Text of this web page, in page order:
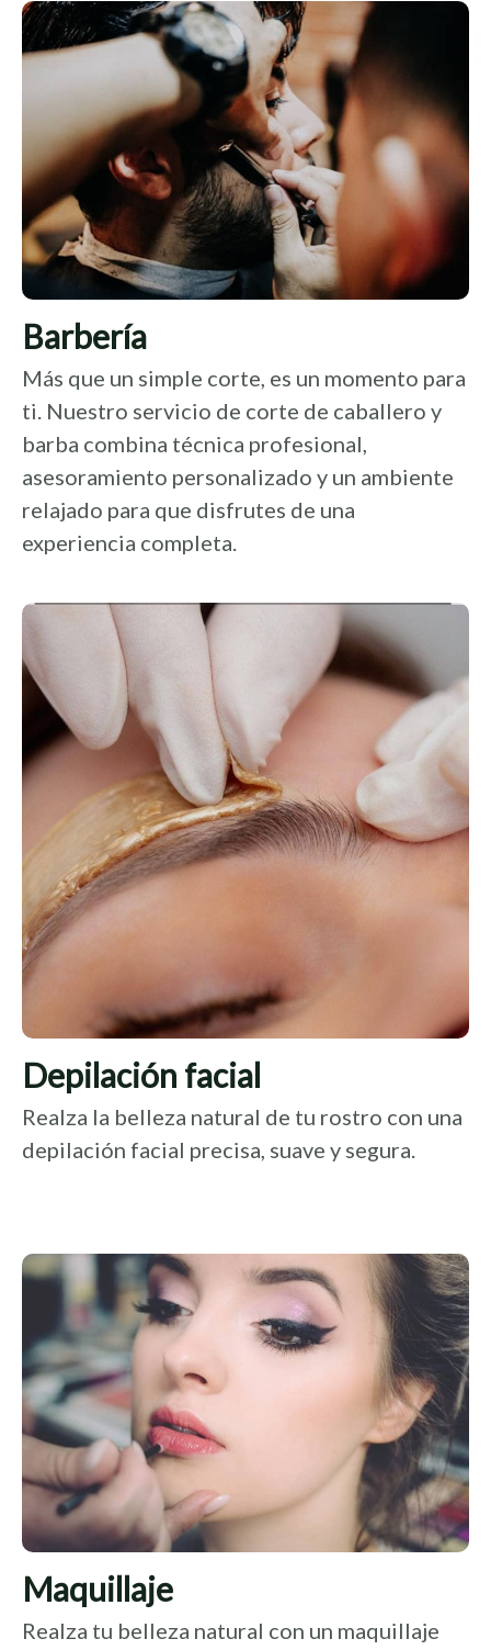
Barbería
Más que un simple corte, es un momento para
ti. Nuestro servicio de corte de caballero y
barba combina técnica profesional,
asesoramiento personalizado y un ambiente
relajado para que disfrutes de una
experiencia completa.
Depilación facial
Realza la belleza natural de tu rostro con una
depilación facial precisa, suave y segura.
Maquillaje
Realza tu belleza natural con un maquillaje